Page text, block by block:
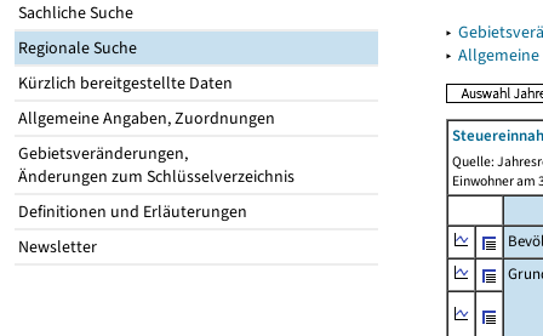
Sachliche Suche
Regionale Suche
Kürzlich bereitgestellte Daten
Allgemeine Angaben, Zuordnungen
Gebietsveränderungen,
Änderungen zum Schlüsselverzeichnis
Definitionen und Erläuterungen
Newsletter
▸
▸
Quelle:
Einwohner am